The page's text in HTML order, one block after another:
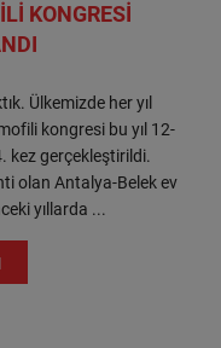
KONGRESİ
Ülkemizde her yıl
kongresi bu yıl 12-
kez gerçekleştirildi.
olan Antalya-Belek ev
yıllarda ...